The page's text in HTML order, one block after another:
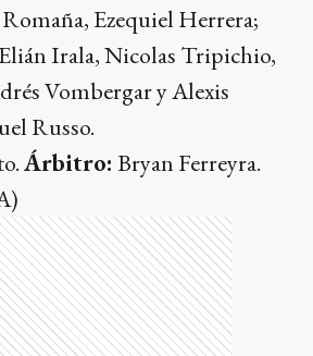
Ezequiel Herrera;
Irala, Nicolas Tripichio,
Vombergar y Alexis
Russo.
Árbitro: Bryan Ferreyra.